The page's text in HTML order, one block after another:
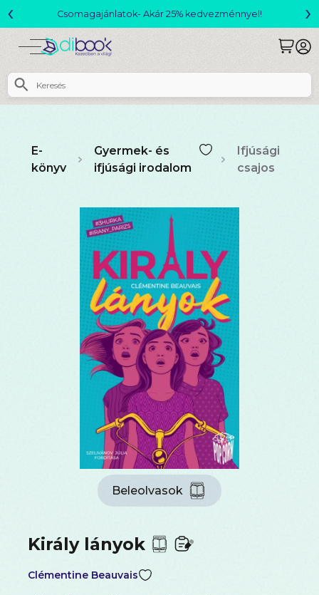
Csomagajánlatok- Akár 25% kedvezménnyel!
‹ ›
E-
könyv
Gyermek- és
ifjúsági irodalom
Ifjúsági
csajos
Beleolvasok
Király lányok
Clémentine Beauvais